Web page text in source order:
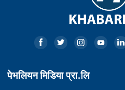
पेभलियन मिडिया प्रा.लि